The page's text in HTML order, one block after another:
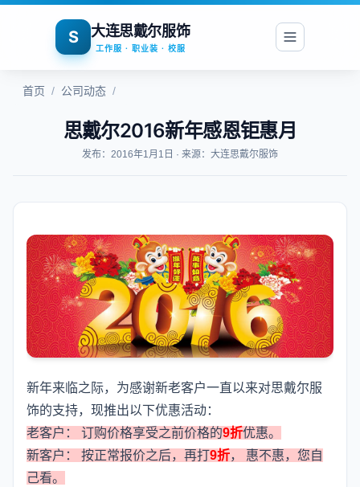
S 大连思戴尔服饰
工作服 · 职业装 · 校服
首页 / 公司动态 /
思戴尔2016新年感恩钜惠月
发布：2016年1月1日 · 来源：大连思戴尔服饰
新年来临之际，为感谢新老客户一直以来对思戴尔服
饰的支持，现推出以下优惠活动：
老客户： 订购价格享受之前价格的9折优惠。
新客户： 按正常报价之后，再打9折， 惠不惠，您自
己看。